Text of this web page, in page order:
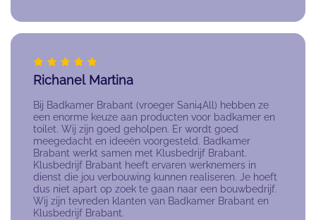
Richanel Martina
Bij Badkamer Brabant (vroeger Sani4All) hebben ze
een enorme keuze aan producten voor badkamer en
toilet. Wij zijn goed geholpen. Er wordt goed
meegedacht en ideeën voorgesteld. Badkamer
Brabant werkt samen met Klusbedrijf Brabant.
Klusbedrijf Brabant heeft ervaren werknemers in
dienst die jou verbouwing kunnen realiseren. Je hoeft
dus niet apart op zoek te gaan naar een bouwbedrijf.
Wij zijn tevreden klanten van Badkamer Brabant en
Klusbedrijf Brabant.